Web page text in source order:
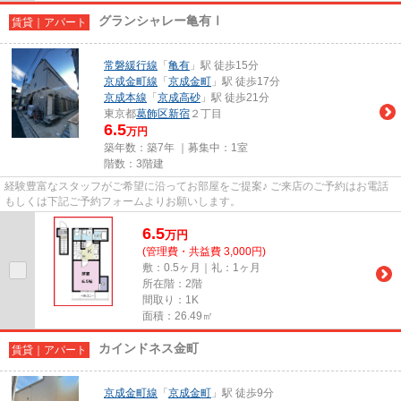
賃貸｜アパート グランシャレー亀有Ⅰ
常磐緩行線 「 亀有 」駅 徒歩15分
京成金町線 「 京成金町 」駅 徒歩17分
京成本線 「 京成高砂 」駅 徒歩21分
東京都葛飾区新宿 ２丁目
6.5万円
築年数：築7年 ｜募集中： 1室
階数：3階建
経験豊富なスタッフがご希望に沿ってお部屋をご提案♪ ご来店のご予約はお電話
もしくは下記ご予約フォームよりお願いします。
6.5万円
(管理費・共益費 3,000円)
敷：0.5ヶ月｜礼：1ヶ月
所在階：2階
間取り：1K
面積：26.49㎡
賃貸｜アパート カインドネス金町
京成金町線 「 京成金町 」駅 徒歩9分